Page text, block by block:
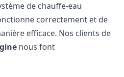
de chauffe-eau
correctement et de
efficace. Nos clients de
nous font